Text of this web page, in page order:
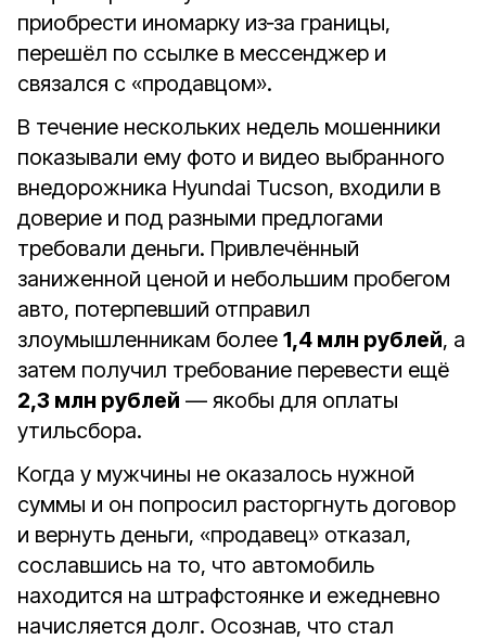
приобрести иномарку из‑за границы,
перешёл по ссылке в мессенджер и
связался с «продавцом».
В течение нескольких недель мошенники
показывали ему фото и видео выбранного
внедорожника Hyundai Tucson, входили в
доверие и под разными предлогами
требовали деньги. Привлечённый
заниженной ценой и небольшим пробегом
авто, потерпевший отправил
злоумышленникам более 1,4 млн рублей, а
затем получил требование перевести ещё
2,3 млн рублей — якобы для оплаты
утильсбора.
Когда у мужчины не оказалось нужной
суммы и он попросил расторгнуть договор
и вернуть деньги, «продавец» отказал,
сославшись на то, что автомобиль
находится на штрафстоянке и ежедневно
начисляется долг. Осознав, что стал